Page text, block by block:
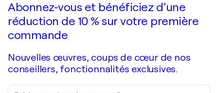
Abonnez-vous et bénéficiez d’une
réduction de 10 % sur votre première
commande
Nouvelles œuvres, coups de cœur de nos
conseillers, fonctionnalités exclusives.